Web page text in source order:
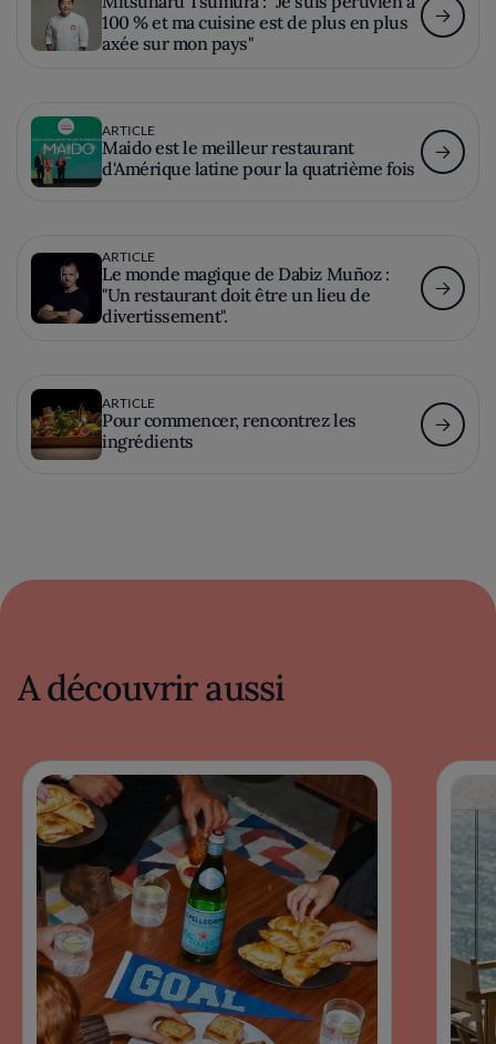
100 % et ma cuisine est de plus en plus
axée sur mon pays"
ARTICLE
Maido est le meilleur restaurant
d'Amérique latine pour la quatrième fois
ARTICLE
Le monde magique de Dabiz Muñoz :
"Un restaurant doit être un lieu de
divertissement".
ARTICLE
Pour commencer, rencontrez les
ingrédients
A découvrir aussi